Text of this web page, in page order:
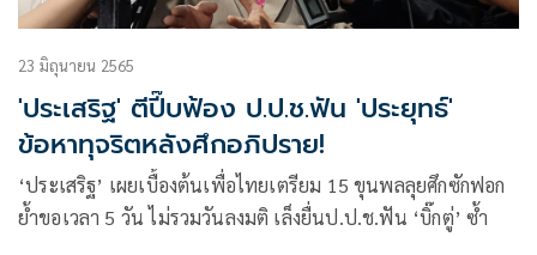
23 มิถุนายน 2565
'ประเสริฐ' ตีปี๊บฟ้อง ป.ป.ช.ฟัน 'ประยุทธ์'
ข้อหาทุจริตหลังศึกอภิปราย!
‘ประเสริฐ’ เผยเบื้องต้นเพื่อไทยเตรียม 15 ขุนพลลุยศึกซักฟอก
ย้ำขอเวลา 5 วัน ไม่รวมวันลงมติ เล็งยื่นป.ป.ช.ฟัน ‘บิ๊กตู่’ ซ้ำ